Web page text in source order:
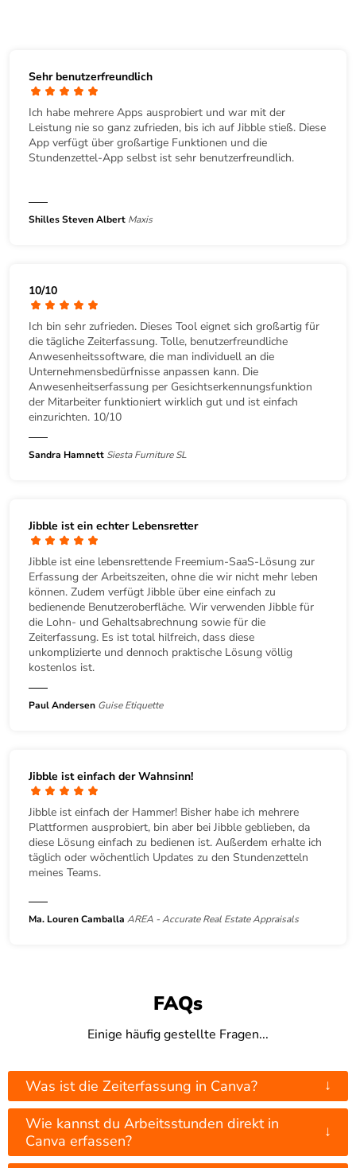
Sehr benutzerfreundlich
Ich habe mehrere Apps ausprobiert und war mit der
Leistung nie so ganz zufrieden, bis ich auf Jibble stieß. Diese
App verfügt über großartige Funktionen und die
Stundenzettel-App selbst ist sehr benutzerfreundlich.
Shilles Steven Albert Maxis
10/10
Ich bin sehr zufrieden. Dieses Tool eignet sich großartig für
die tägliche Zeiterfassung. Tolle, benutzerfreundliche
Anwesenheitssoftware, die man individuell an die
Unternehmensbedürfnisse anpassen kann. Die
Anwesenheitserfassung per Gesichtserkennungsfunktion
der Mitarbeiter funktioniert wirklich gut und ist einfach
einzurichten. 10/10
Sandra Hamnett Siesta Furniture SL
Jibble ist ein echter Lebensretter
Jibble ist eine lebensrettende Freemium-SaaS-Lösung zur
Erfassung der Arbeitszeiten, ohne die wir nicht mehr leben
können. Zudem verfügt Jibble über eine einfach zu
bedienende Benutzeroberfläche. Wir verwenden Jibble für
die Lohn- und Gehaltsabrechnung sowie für die
Zeiterfassung. Es ist total hilfreich, dass diese
unkomplizierte und dennoch praktische Lösung völlig
kostenlos ist.
Paul Andersen Guise Etiquette
Jibble ist einfach der Wahnsinn!
Jibble ist einfach der Hammer! Bisher habe ich mehrere
Plattformen ausprobiert, bin aber bei Jibble geblieben, da
diese Lösung einfach zu bedienen ist. Außerdem erhalte ich
täglich oder wöchentlich Updates zu den Stundenzetteln
meines Teams.
Ma. Louren Camballa AREA - Accurate Real Estate Appraisals
FAQs
Einige häufig gestellte Fragen...
Was ist die Zeiterfassung in Canva? ↓
Wie kannst du Arbeitsstunden direkt in
Canva erfassen?
↓